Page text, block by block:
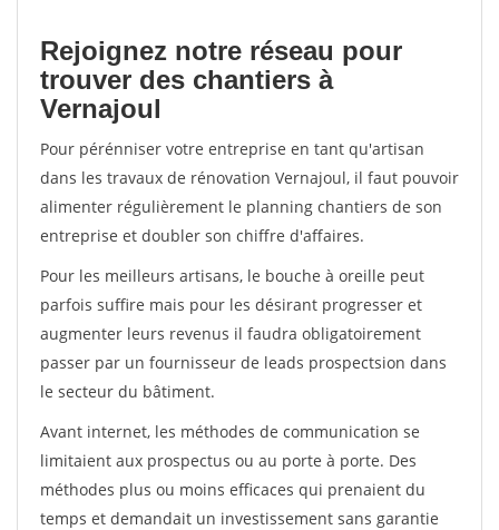
Rejoignez notre réseau pour
trouver des chantiers à
Vernajoul
Pour pérénniser votre entreprise en tant qu'artisan
dans les travaux de rénovation Vernajoul, il faut pouvoir
alimenter régulièrement le planning chantiers de son
entreprise et doubler son chiffre d'affaires.
Pour les meilleurs artisans, le bouche à oreille peut
parfois suffire mais pour les désirant progresser et
augmenter leurs revenus il faudra obligatoirement
passer par un fournisseur de leads prospectsion dans
le secteur du bâtiment.
Avant internet, les méthodes de communication se
limitaient aux prospectus ou au porte à porte. Des
méthodes plus ou moins efficaces qui prenaient du
temps et demandait un investissement sans garantie